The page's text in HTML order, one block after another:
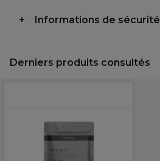
Informations de sécurité
Derniers produits consultés